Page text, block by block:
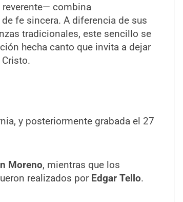
combina
fe sincera. A diferencia de sus
tradicionales, este sencillo se
hecha canto que invita a dejar
y posteriormente grabada el 27
Moreno, mientras que los
realizados por Edgar Tello.